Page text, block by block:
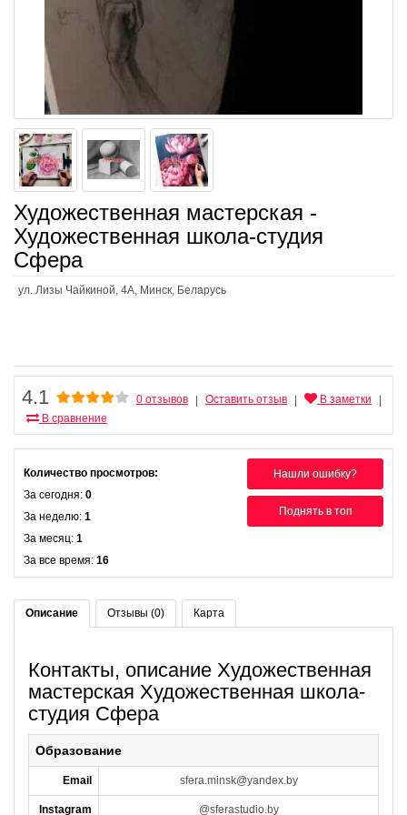
Художественная мастерская -
Художественная школа-студия
Сфера
ул. Лизы Чайкиной, 4А, Минск, Беларусь
4.1 0 отзывов Оставить отзыв В заметки
В сравнение
Нашли ошибку?
Поднять в топ
Количество просмотров:
За сегодня: 0
За неделю: 1
За месяц: 1
За все время: 16
Описание Отзывы (0) Карта
Контакты, описание Художественная
мастерская Художественная школа-
студия Сфера
Образование
Email sfera.minsk@yandex.by
Instagram @sferastudio.by